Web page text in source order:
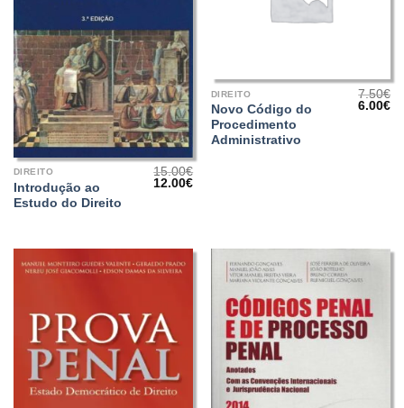
DIREITO
Introdução ao
Estudo do Direito
15.00€
O
12.00€O
DIREITO
Novo Código do
Procedimento
Administrativo
7.50€
O
6.00€O